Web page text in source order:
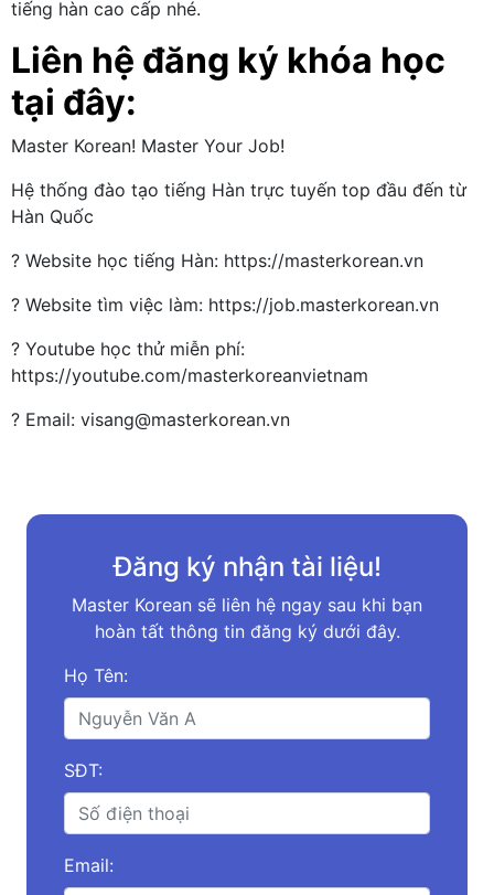
tiếng hàn cao cấp nhé.
Liên hệ đăng ký khóa học
tại đây:
Master Korean! Master Your Job!
Hệ thống đào tạo tiếng Hàn trực tuyến top đầu đến từ
Hàn Quốc
? Website học tiếng Hàn: https://masterkorean.vn
? Website tìm việc làm: https://job.masterkorean.vn
? Youtube học thử miễn phí:
https://youtube.com/masterkoreanvietnam
? Email: visang@masterkorean.vn
Đăng ký nhận tài liệu!
Master Korean sẽ liên hệ ngay sau khi bạn
hoàn tất thông tin đăng ký dưới đây.
Họ Tên:
SĐT:
Email: